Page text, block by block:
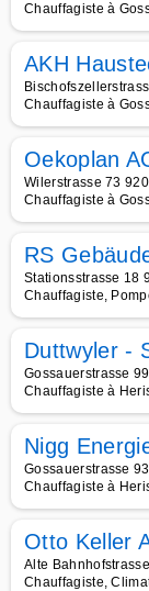
Chauffagiste à
AKH
Chauffagiste à
Oekoplan
Wilerstrasse 73
Chauffagiste à
RS
Stationsstrasse 18
Chauffagiste,
Duttwyler -
Gossauerstrasse
Chauffagiste à
Nigg
Gossauerstrasse
Chauffagiste à
Otto Keller
Alte
Chauffagiste,